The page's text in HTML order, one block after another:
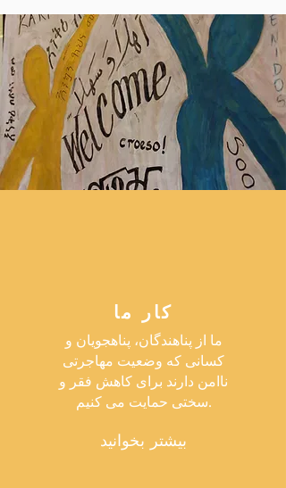
کار ما
ما از پناهندگان، پناهجویان و
کسانی که وضعیت مهاجرتی
ناامن دارند برای کاهش فقر و
سختی حمایت می کنیم.
بیشتر بخوانید